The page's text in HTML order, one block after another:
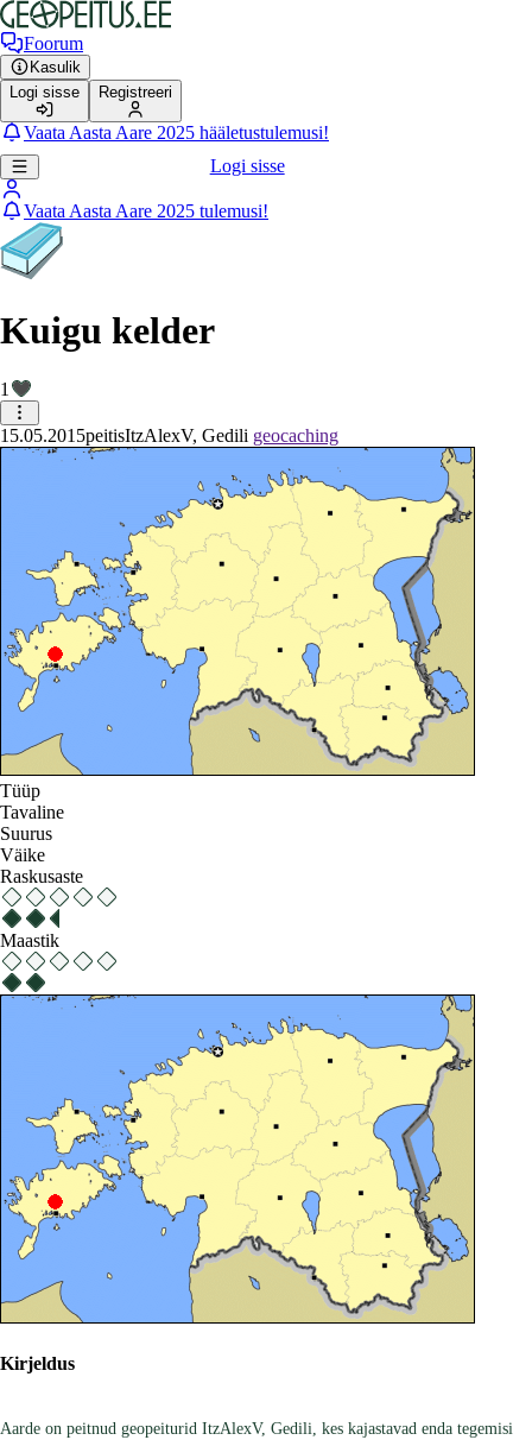
Foorum
Kasulik
Logi sisse
Registreeri
Vaata Aasta Aare 2025 hääletustulemusi!
Logi sisse
Vaata Aasta Aare 2025 tulemusi!
Kuigu kelder
1
15.05.2015peitisItzAlexV, Gedili geocaching
Tüüp
Tavaline
Suurus
Väike
Raskusaste
Maastik
Kirjeldus
Aarde on peitnud geopeiturid ItzAlexV, Gedili, kes kajastavad enda tegemisi